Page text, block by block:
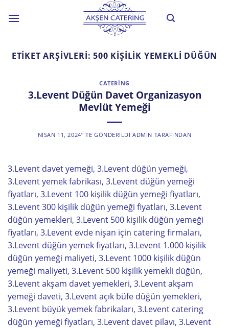
ETIKET ARŞIVLERI:500 KIŞILIK YEMEKLI DÜĞÜN
CATERING
3.Levent Düğün Davet Organizasyon
Mevlüt Yemeği
NISAN 11, 2024’' TE GÖNDERILDI ADMIN TARAFINDAN
3.Levent davet yemeği, 3.Levent düğün yemeği,
3.Levent yemek fabrikası, 3.Levent düğün yemeği
fiyatları, 3.Levent 100 kişilik düğün yemeği fiyatları,
3.Levent 300 kişilik düğün yemeği fiyatları, 3.Levent
düğün yemekleri, 3.Levent 500 kişilik düğün yemeği
fiyatları, 3.Levent evde nişan için catering firmaları,
3.Levent düğün yemek fiyatları, 3.Levent 1.000 kişilik
düğün yemeği maliyeti, 3.Levent 1000 kişilik düğün
yemeği maliyeti, 3.Levent 500 kişilik yemekli düğün,
3.Levent akşam davet yemekleri, 3.Levent akşam
yemeği daveti, 3.Levent açık büfe düğün yemekleri,
3.Levent büyük yemek fabrikaları, 3.Levent catering
düğün yemeği fiyatları, 3.Levent davet pilavı, 3.Levent